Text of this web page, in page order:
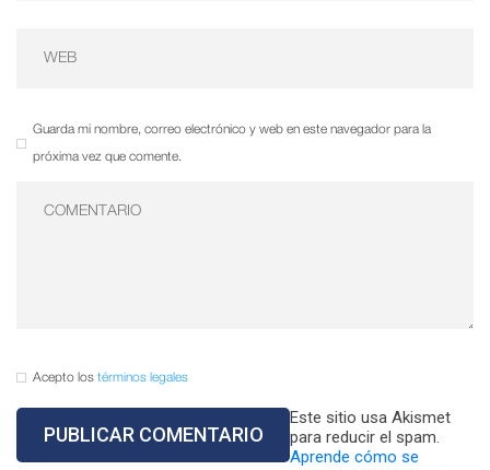
Guarda mi nombre, correo electrónico y web en este navegador para la
próxima vez que comente.
Acepto los términos legales
Este sitio usa Akismet
para reducir el spam.
Aprende cómo se